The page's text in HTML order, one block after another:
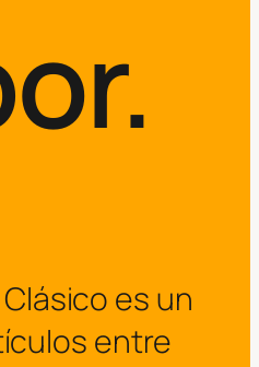
Clásico es un
entre